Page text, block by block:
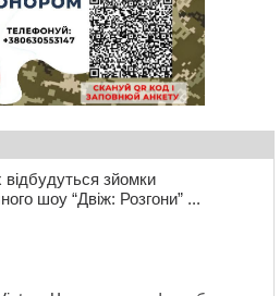
через нову скляну зупинку і
від спеки: Бондаренко
і зачинився в автівці: у ТЦК
ТЦК вибили вікно і
чоловіка (ВІДЕО)
до смерті побив 82-
зйомки
шоу “Двіж: Розгони” ...